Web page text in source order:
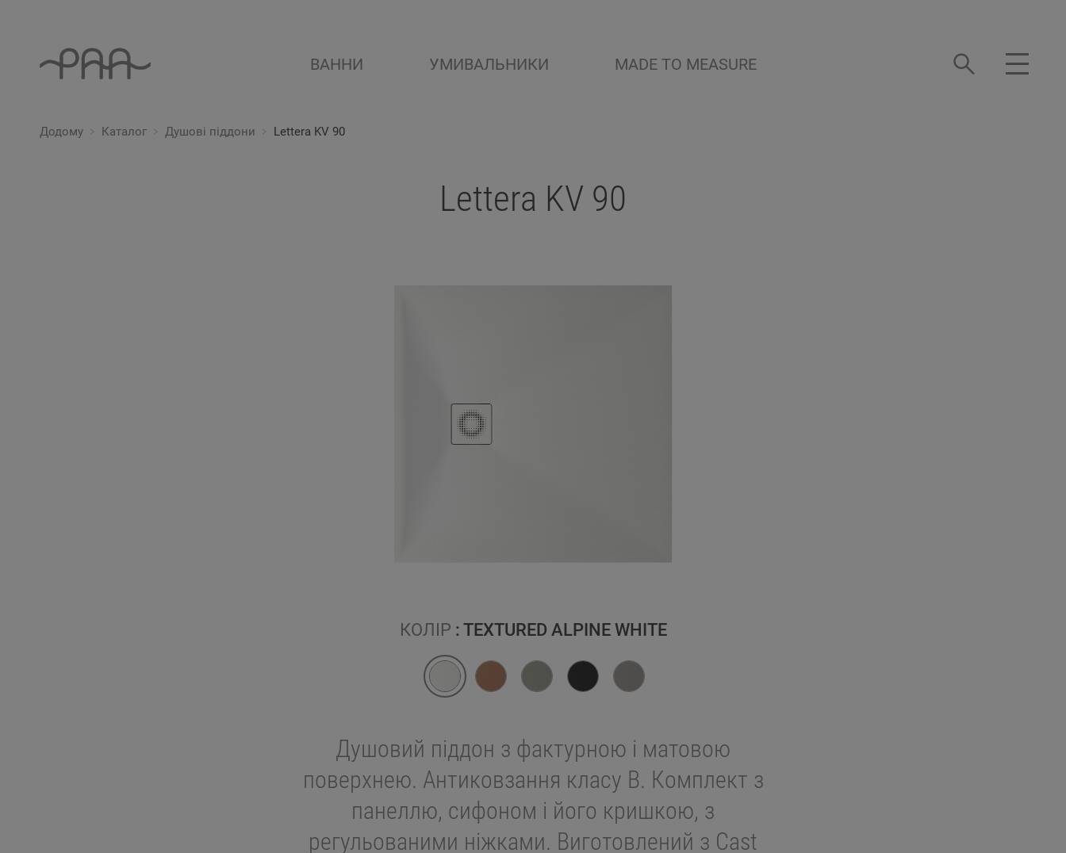
ВАННИ УМИВАЛЬНИКИ MADE TO MEASURE
Додому Каталог Душові піддони Lettera KV 90
Lettera KV 90
КОЛІР : TEXTURED ALPINE WHITE
Душовий піддон з фактурною і матовою
поверхнею. Антиковзання класу B. Комплект з
панеллю, сифоном і його кришкою, з
регульованими ніжками. Виготовлений з Cast